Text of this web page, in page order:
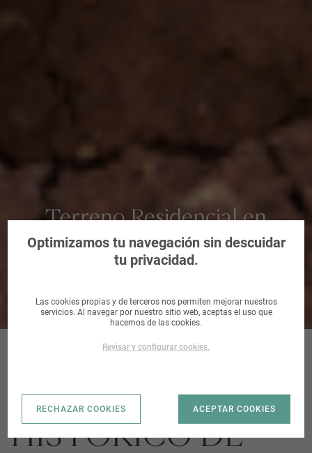
Terreno Residencial en
Alcoy/Alcoi, Alicante/Alacant
NUCLEO
HISTORICO DE
Optimizamos tu navegación sin descuidar
tu privacidad.
Las cookies propias y de terceros nos permiten mejorar nuestros
servicios. Al navegar por nuestro sitio web, aceptas el uso que
hacemos de las cookies.
Revisar y configurar cookies.
RECHAZAR COOKIES ACEPTAR COOKIES